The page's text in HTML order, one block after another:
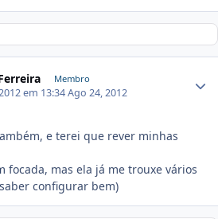
Membro
em 13:34Ago 24, 2012
e terei que rever minhas
focada, mas ela já me trouxe vários
configurar bem)